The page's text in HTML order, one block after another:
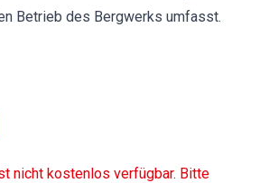
Betrieb des Bergwerks umfasst.
nicht kostenlos verfügbar. Bitte